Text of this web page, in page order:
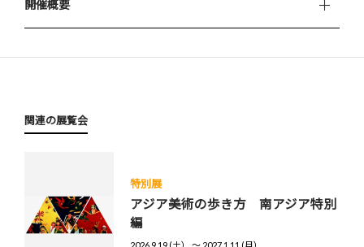
開催概要
関連の展覧会
特別展
アジア美術の歩き方 南アジア特別
編